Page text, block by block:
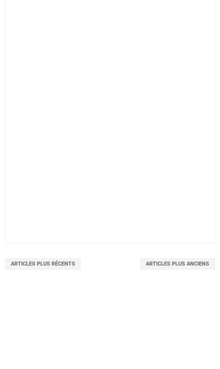
ARTICLES PLUS RÉCENTS ARTICLES PLUS ANCIENS